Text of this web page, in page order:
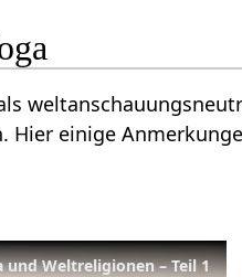
einige
und Weltreligionen – Teil 1